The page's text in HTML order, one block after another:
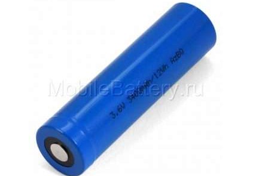
2,208.00₽.
2,024.00₽.